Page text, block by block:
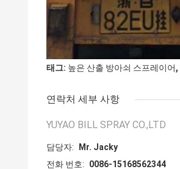
태그: 높은 산출 방아쇠 스프레이어,
연락처 세부 사항
YUYAO BILL SPRAY CO.,LTD
담당자:
Mr. Jacky
전화 번호:
0086-15168562344